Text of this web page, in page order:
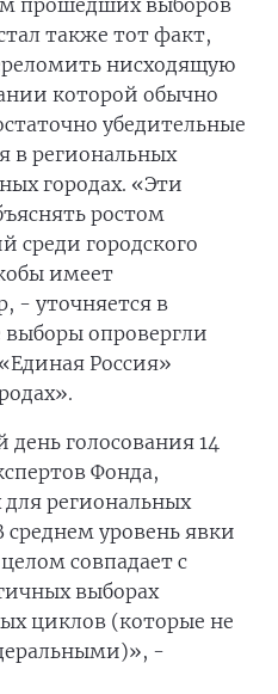
прошедших выборов
также тот факт,
нисходящую
которой обычно
убедительные
в региональных
городах. «Эти
ростом
среди городского
имеет
- уточняется в
опровергли
Россия»
голосования 14
Фонда,
региональных
уровень явки
совпадает с
выборах
циклов (которые не
-